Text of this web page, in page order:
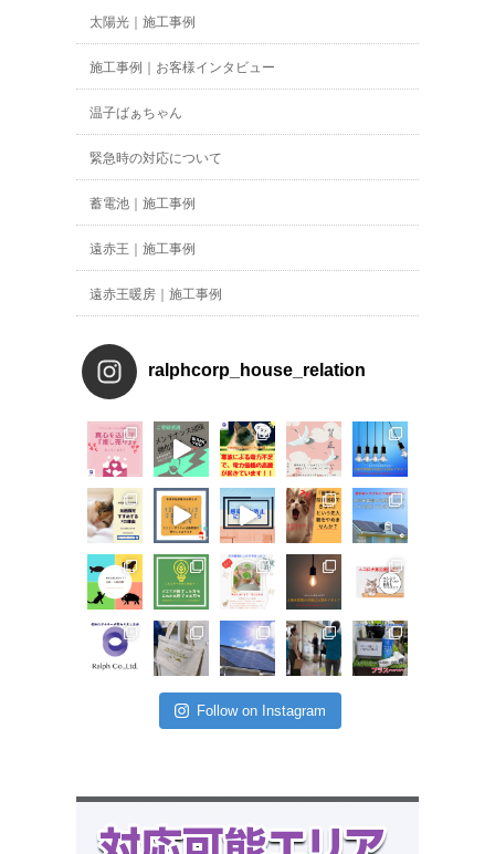
太陽光｜施工事例
施工事例｜お客様インタビュー
温子ばぁちゃん
緊急時の対応について
蓄電池｜施工事例
遠赤王｜施工事例
遠赤王暖房｜施工事例
ralphcorp_house_relation
Follow on Instagram